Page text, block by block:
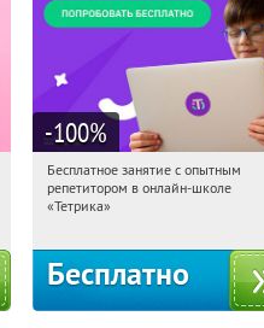
-100%
14:55:13 Получили:
Москва, Россия
Бесплатное занятие с опытным
репетитором в онлайн-школе
«Тетрика»
Бесплатно